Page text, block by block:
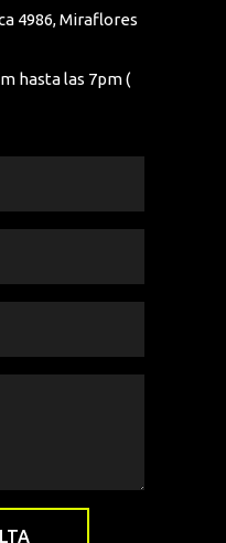
4986, Miraflores
hasta las 7pm (